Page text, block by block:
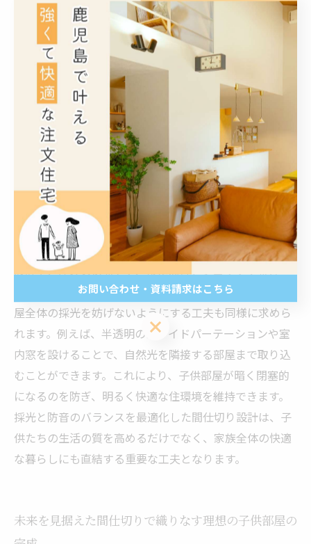
す。例えば、小学生のうちは教科書や遊び道具の収納を
充実させ、中高生になれば学習道具や衣類を効率的に片
付けられる設計に変えるなど、長期的に使える機能的な
工夫が注文住宅の強みと言えるでしょう。
音の遮断と採光を両立させる間仕切り設計の工夫
子供部屋の間仕切り設計において避けて通れない課題
が、音の遮断と自然光の確保です。音の問題は、子供が
それぞれの空間で集中したり、十分な休息を取るために
非常に重要であり、間仕切り材や構造を選ぶ際の大きな
ポイントとなります。注文住宅では防音材を用いた壁の
設計や、厚みのあるドア、または音をブロックするカー
テンやパネルを取り入れることも可能です。一方で、部
屋全体の採光を妨げないようにする工夫も同様に求めら
れます。例えば、半透明のスライドパーテーションや室
内窓を設けることで、自然光を隣接する部屋まで取り込
むことができます。これにより、子供部屋が暗く閉塞的
になるのを防ぎ、明るく快適な住環境を維持できます。
採光と防音のバランスを最適化した間仕切り設計は、子
供たちの生活の質を高めるだけでなく、家族全体の快適
な暮らしにも直結する重要な工夫となります。
未来を見据えた間仕切りで織りなす理想の子供部屋の
お問い合わせ・資料請求はこちら
お問い合わせ・資料請求はこちら